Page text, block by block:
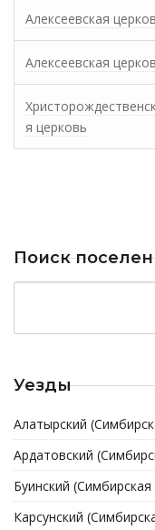
Алексеевская
Алексеевская
я церковь
Поиск
Уезды
Алатырский
Ардатовский
Буинский (Симбирская
Карсунский